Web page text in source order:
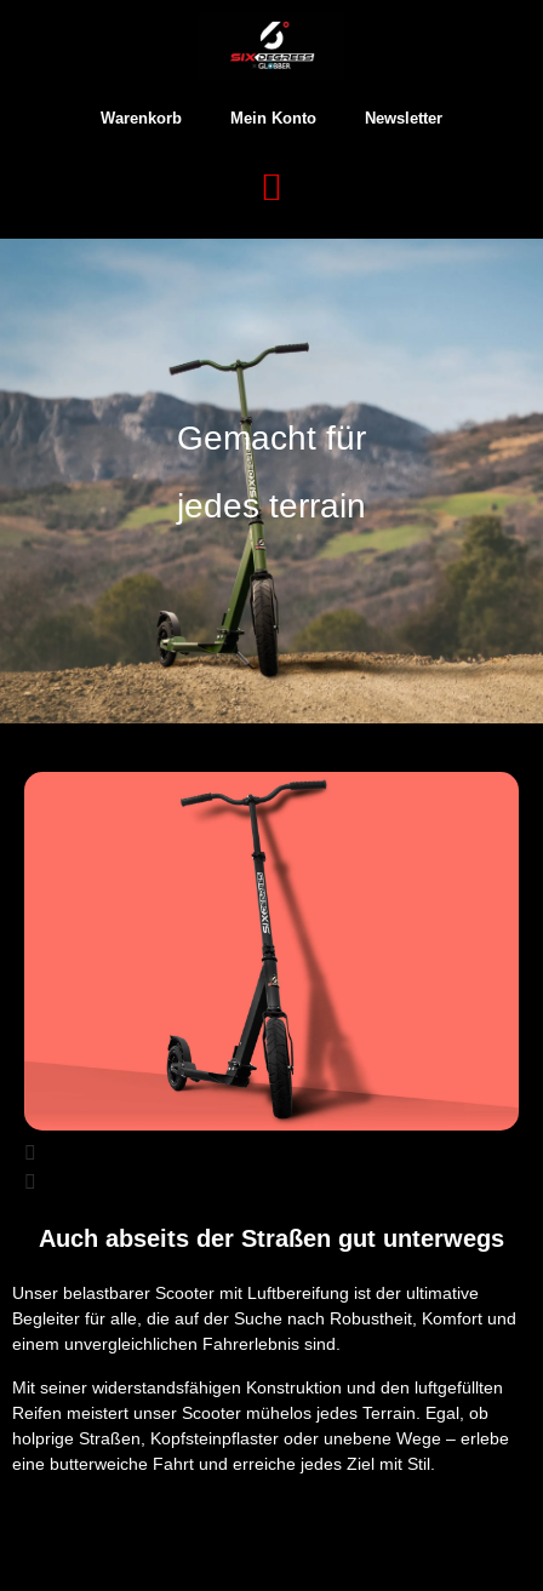
Warenkorb Mein Konto Newsletter
Gemacht für
jedes terrain
Auch abseits der Straßen gut unterwegs
Unser belastbarer Scooter mit Luftbereifung ist der ultimative
Begleiter für alle, die auf der Suche nach Robustheit, Komfort und
einem unvergleichlichen Fahrerlebnis sind.
Mit seiner widerstandsfähigen Konstruktion und den luftgefüllten
Reifen meistert unser Scooter mühelos jedes Terrain. Egal, ob
holprige Straßen, Kopfsteinpflaster oder unebene Wege – erlebe
eine butterweiche Fahrt und erreiche jedes Ziel mit Stil.